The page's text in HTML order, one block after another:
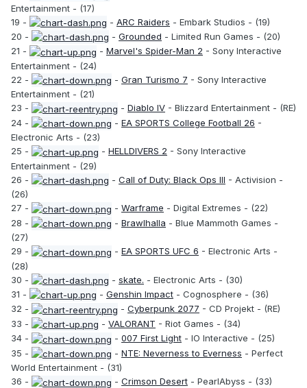
Entertainment - (17)
19 -
- ARC Raiders - Embark Studios - (19)
20 -
- Grounded - Limited Run Games - (20)
21 -
- Marvel's Spider-Man 2 - Sony Interactive
Entertainment - (24)
22 -
- Gran Turismo 7 - Sony Interactive
Entertainment - (21)
23 -
- Diablo IV - Blizzard Entertainment - (RE)
24 -
- EA SPORTS College Football 26 -
Electronic Arts - (23)
25 -
- HELLDIVERS 2 - Sony Interactive
Entertainment - (29)
26 -
- Call of Duty: Black Ops III - Activision -
(26)
27 -
- Warframe - Digital Extremes - (22)
28 -
- Brawlhalla - Blue Mammoth Games -
(27)
29 -
- EA SPORTS UFC 6 - Electronic Arts -
(28)
30 -
- skate. - Electronic Arts - (30)
31 -
- Genshin Impact - Cognosphere - (36)
32 -
- Cyberpunk 2077 - CD Projekt - (RE)
33 -
- VALORANT - Riot Games - (34)
34 -
- 007 First Light - IO Interactive - (25)
35 -
- NTE: Neverness to Everness - Perfect
World Entertainment - (31)
36 -
- Crimson Desert - PearlAbyss - (33)